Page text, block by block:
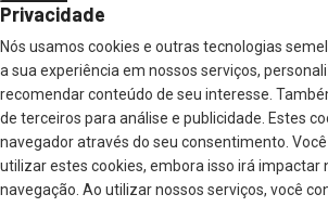
Privacidade
Nós usamos cookies e outras tecnologias
a sua experiência em nossos serviços,
recomendar conteúdo de seu interesse.
de terceiros para análise e publicidade. Estes
navegador através do seu consentimento.
utilizar estes cookies, embora isso irá impactar
navegação. Ao utilizar nossos serviços, você